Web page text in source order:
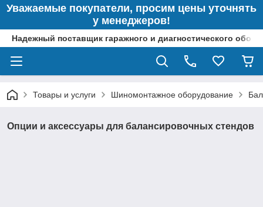
Уважаемые покупатели, просим цены уточнять
у менеджеров!
Надежный поставщик гаражного и диагностического
Товары и услуги Шиномонтажное оборудование
Опции и аксессуары для балансировочных стендов